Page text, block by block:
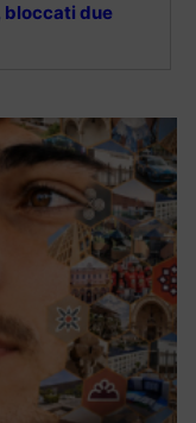
bloccati due